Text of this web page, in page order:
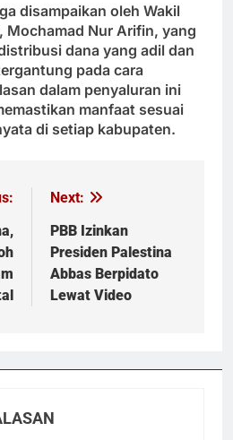
disampaikan oleh Wakil
Mochamad Nur Arifin, yang
dana yang adil dan
pada cara
dalam penyaluran ini
manfaat sesuai
di setiap kabupaten.
Next:
PBB Izinkan
Presiden Palestina
Abbas Berpidato
Lewat Video